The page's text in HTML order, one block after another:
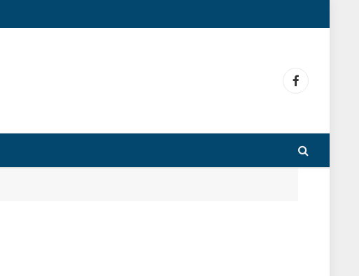
Facebook